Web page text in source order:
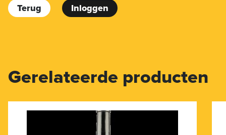
Terug Inloggen
Gerelateerde producten